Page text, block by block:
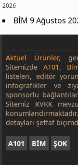
2026
BİM 9 Ağustos
Aktüel Ürünler,
SitemizdeA101,
listeleri, editör
infografikler ve
sponsorlu
Sitemiz KVKK
detayları şeffaf
A101 BİM ŞOK